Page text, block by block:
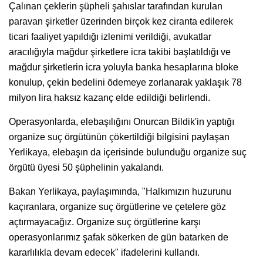
Çalınan çeklerin şüpheli şahıslar tarafından kurulan
paravan şirketler üzerinden birçok kez ciranta edilerek
ticari faaliyet yapıldığı izlenimi verildiği, avukatlar
aracılığıyla mağdur şirketlere icra takibi başlatıldığı ve
mağdur şirketlerin icra yoluyla banka hesaplarına bloke
konulup, çekin bedelini ödemeye zorlanarak yaklaşık 78
milyon lira haksız kazanç elde edildiği belirlendi.
Operasyonlarda, elebaşılığını Onurcan Bildik'in yaptığı
organize suç örgütünün çökertildiği bilgisini paylaşan
Yerlikaya, elebaşın da içerisinde bulunduğu organize suç
örgütü üyesi 50 şüphelinin yakalandı.
Bakan Yerlikaya, paylaşımında, "Halkımızın huzurunu
kaçıranlara, organize suç örgütlerine ve çetelere göz
açtırmayacağız. Organize suç örgütlerine karşı
operasyonlarımız şafak sökerken de gün batarken de
kararlılıkla devam edecek" ifadelerini kullandı.